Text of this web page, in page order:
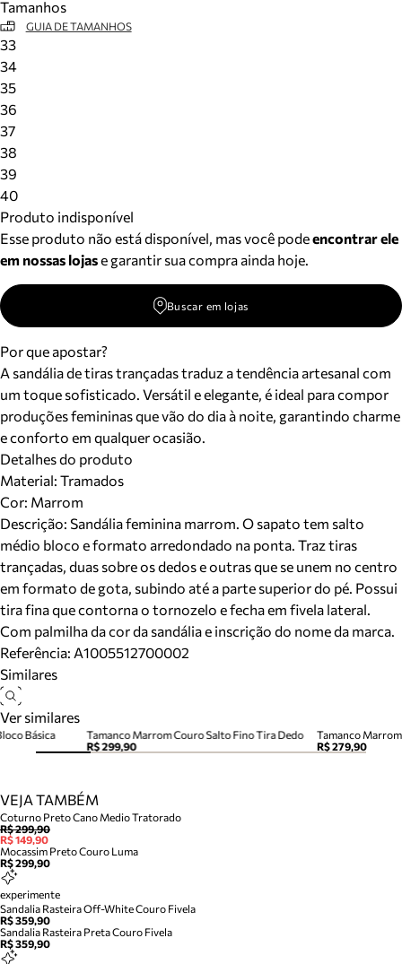
Tamanhos
GUIA DE TAMANHOS
33
34
35
36
37
38
39
40
Produto indisponível
Esse produto não está disponível, mas você podeencontrar ele
em nossas lojase garantir sua compra ainda hoje.
Buscar em lojas
Por que apostar?
A sandália de tiras trançadas traduz a tendência artesanal com
um toque sofisticado. Versátil e elegante, é ideal para compor
produções femininas que vão do dia à noite, garantindo charme
e conforto em qualquer ocasião.
Detalhes do produto
Material: Tramados
Cor: Marrom
Descrição: Sandália feminina marrom. O sapato tem salto
médio bloco e formato arredondado na ponta. Traz tiras
trançadas, duas sobre os dedos e outras que se unem no centro
em formato de gota, subindo até a parte superior do pé. Possui
tira fina que contorna o tornozelo e fecha em fivela lateral.
Com palmilha da cor da sandália e inscrição do nome da marca.
Referência: A1005512700002
Similares
Ver similares
Tamanco Marrom Couro Salto Fino Tira Dedo
R$ 299,90
Tamanco
R$ 279,90
Básica
VEJA TAMBÉM
Coturno Preto Cano Medio Tratorado
R$ 299,90
R$ 149,90
Mocassim Preto Couro Luma
R$ 299,90
experimente
Sandalia Rasteira Off-White Couro Fivela
R$ 359,90
Sandalia Rasteira Preta Couro Fivela
R$ 359,90